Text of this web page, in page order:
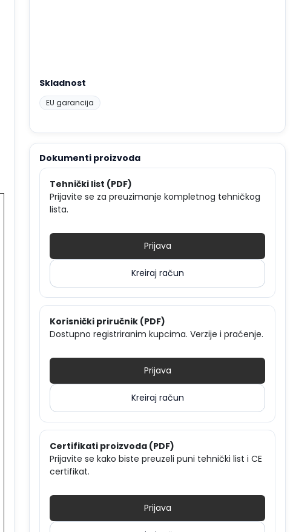
Skladnost
EU garancija
Dokumenti proizvoda
Tehnički list (PDF)
Prijavite se za preuzimanje kompletnog tehničkog
lista.
Prijava
Kreiraj račun
Korisnički priručnik (PDF)
Dostupno registriranim kupcima. Verzije i praćenje.
Prijava
Kreiraj račun
Certifikati proizvoda (PDF)
Prijavite se kako biste preuzeli puni tehnički list i CE
certifikat.
Prijava